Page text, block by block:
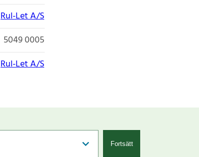
Rul-Let A/S
5049 0005
Rul-Let A/S
Fortsätt